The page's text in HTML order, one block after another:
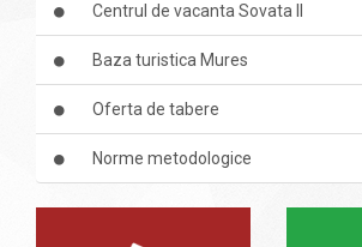
Centrul de vacanta Sovata II
Baza turistica Mures
Oferta de tabere
Norme metodologice